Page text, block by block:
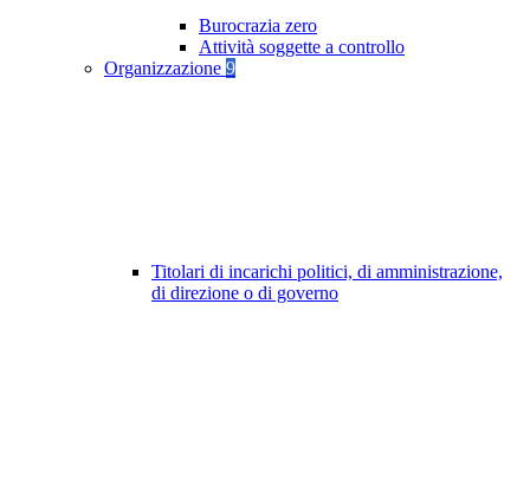
Burocrazia zero
Attività soggette a controllo
Organizzazione 9
Titolari di incarichi politici, di amministrazione,
di direzione o di governo